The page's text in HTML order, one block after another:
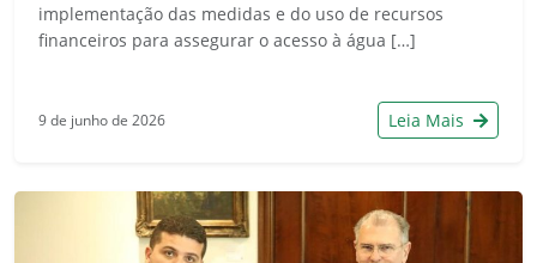
implementação das medidas e do uso de recursos
financeiros para assegurar o acesso à água […]
9 de junho de 2026 Leia Mais